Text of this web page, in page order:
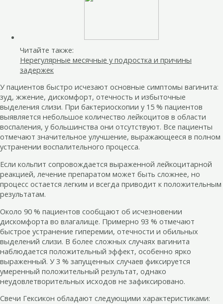
Читайте также:
Нерегулярные месячные у подростка и причины
задержек
У пациентов быстро исчезают основные симптомы вагинита:
зуд, жжение, дискомфорт, отечность и избыточные
выделения слизи. При бактериоскопии у 15 % пациентов
выявляется небольшое количество лейкоцитов в области
воспаления, у большинства они отсутствуют. Все пациенты
отмечают значительное улучшение, выражающееся в полном
устранении воспалительного процесса.
Если кольпит сопровождается выраженной лейкоцитарной
реакцией, лечение препаратом может быть сложнее, но
процесс остается легким и всегда приводит к положительным
результатам.
Около 90 % пациентов сообщают об исчезновении
дискомфорта во влагалище. Примерно 93 % отмечают
быстрое устранение гиперемии, отечности и обильных
выделений слизи. В более сложных случаях вагинита
наблюдается положительный эффект, особенно ярко
выраженный. У 3 % запущенных случаев фиксируется
умеренный положительный результат, однако
неудовлетворительных исходов не зафиксировано.
Свечи Гексикон обладают следующими характеристиками: